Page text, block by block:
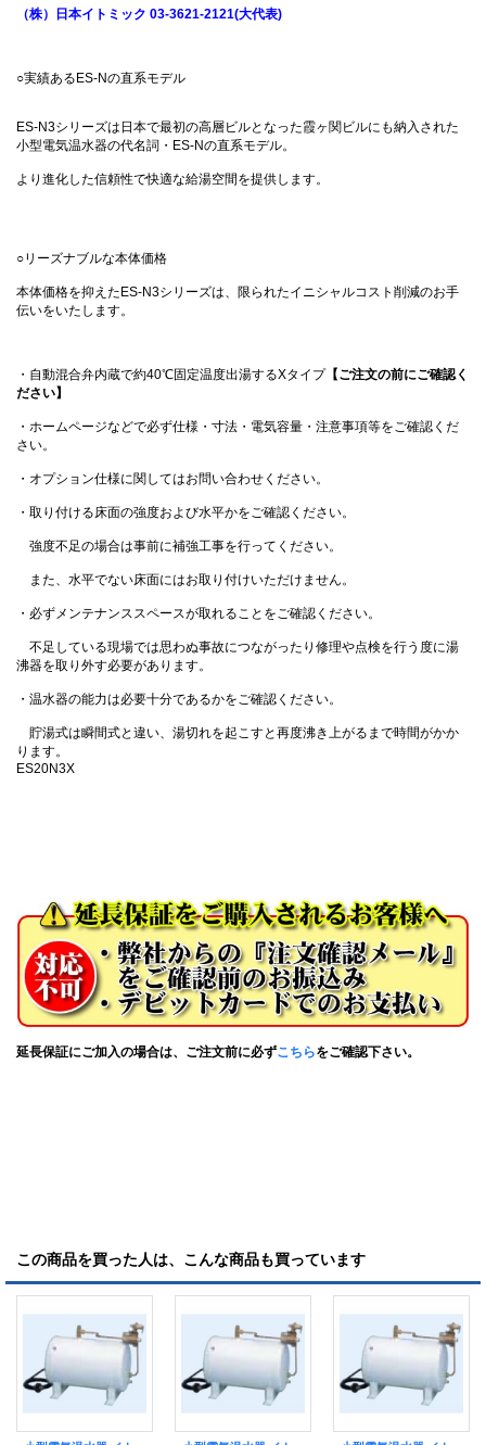
（株）日本イトミック 03-3621-2121(大代表)
○実績あるES-Nの直系モデル
ES-N3シリーズは日本で最初の高層ビルとなった霞ヶ関ビルにも納入された
小型電気温水器の代名詞・ES-Nの直系モデル。
より進化した信頼性で快適な給湯空間を提供します。
○リーズナブルな本体価格
本体価格を抑えたES-N3シリーズは、限られたイニシャルコスト削減のお手
伝いをいたします。
・自動混合弁内蔵で約40℃固定温度出湯するXタイプ【ご注文の前にご確認く
ださい】
・ホームページなどで必ず仕様・寸法・電気容量・注意事項等をご確認くだ
さい。
・オプション仕様に関してはお問い合わせください。
・取り付ける床面の強度および水平かをご確認ください。
強度不足の場合は事前に補強工事を行ってください。
また、水平でない床面にはお取り付けいただけません。
・必ずメンテナンススペースが取れることをご確認ください。
不足している現場では思わぬ事故につながったり修理や点検を行う度に湯
沸器を取り外す必要があります。
・温水器の能力は必要十分であるかをご確認ください。
貯湯式は瞬間式と違い、湯切れを起こすと再度沸き上がるまで時間がかか
ります。
ES20N3X
延長保証にご加入の場合は、ご注文前に必ずこちらをご確認下さい。
この商品を買った人は、こんな商品も買っています